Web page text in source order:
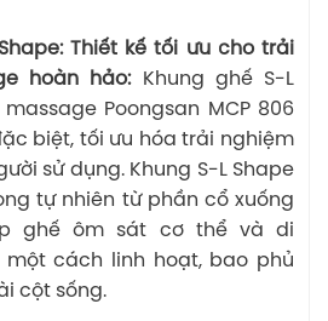
Thiết kế tối ưu cho trải
hoàn hảo:
Khung ghế S-L
Poongsan MCP 806
biệt, tối ưu hóa trải nghiệm
sử dụng. Khung S-L Shape
tự nhiên từ phần cổ xuống
ghế ôm sát cơ thể và di
một cách linh hoạt, bao phủ
cột sống.